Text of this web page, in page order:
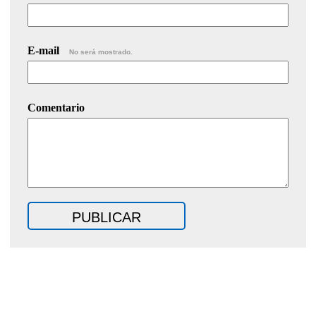
E-mail No será mostrado.
Comentario